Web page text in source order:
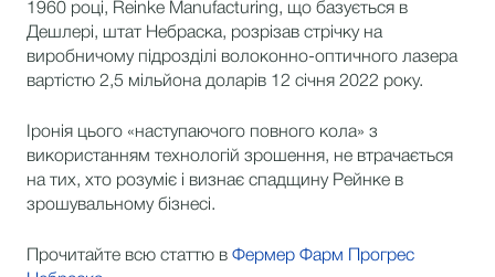
1960 році, Reinke Manufacturing, що базується в
Дешлері, штат Небраска, розрізав стрічку на
виробничому підрозділі волоконно-оптичного лазера
вартістю 2,5 мільйона доларів 12 січня 2022 року.
Іронія цього «наступаючого повного кола» з
використанням технологій зрошення, не втрачається
на тих, хто розуміє і визнає спадщину Рейнке в
зрошувальному бізнесі.
Прочитайте всю статтю в Фермер Фарм Прогрес